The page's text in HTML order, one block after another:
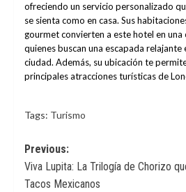
ofreciendo un servicio personalizado
se sienta como en casa. Sus
gourmet convierten a este hotel en
quienes buscan una escapada relajante
ciudad. Además, su ubicación te
principales atracciones turísticas de
Tags: Turismo
Post
navigation
Previous:
Viva Lupita: La Trilogía de Chorizo
Tacos Mexicanos